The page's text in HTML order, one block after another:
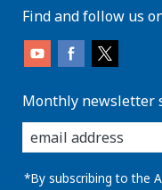
Find and follow us
Monthly newsletter
enter
you
email
address:
*By subscribing to the